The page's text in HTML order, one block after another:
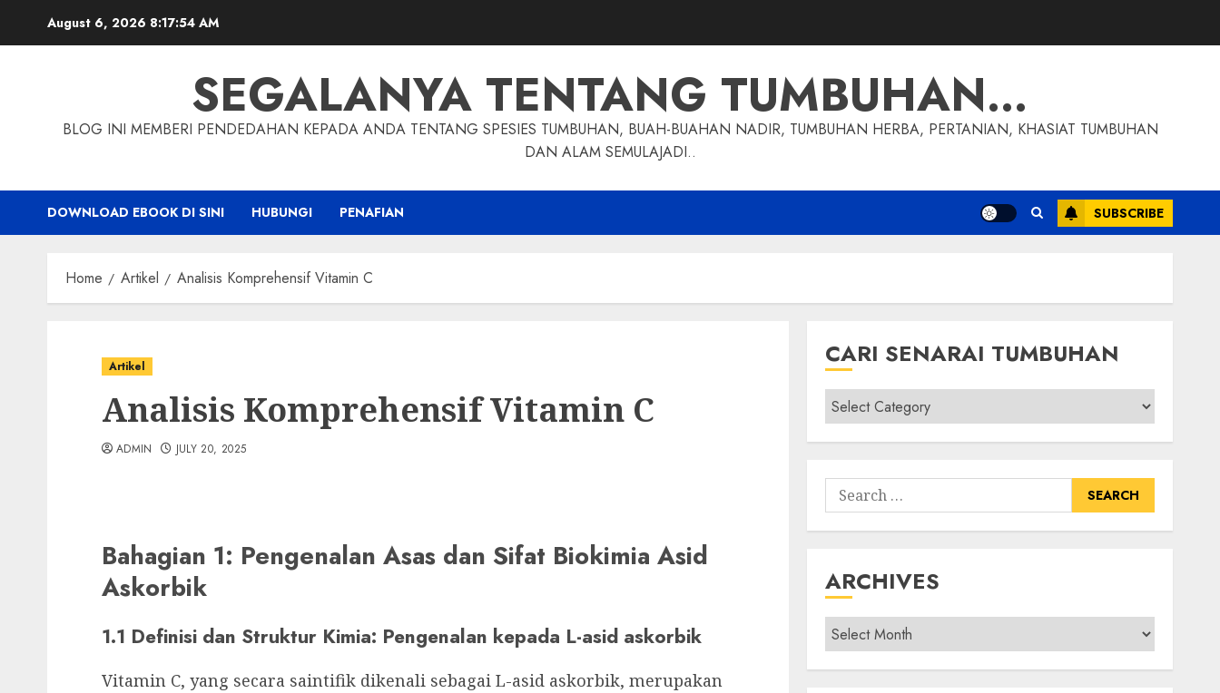
August 6, 2026 8:17:55 AM
SEGALANYA TENTANG TUMBUHAN…
BLOG INI MEMBERI PENDEDAHAN KEPADA ANDA TENTANG SPESIES TUMBUHAN, BUAH-BUAHAN NADIR, TUMBUHAN HERBA, PERTANIAN, KHASIAT TUMBUHAN
DAN ALAM SEMULAJADI..
DOWNLOAD EBOOK DI SINI HUBUNGI PENAFIAN SUBSCRIBE
Home Artikel Analisis Komprehensif Vitamin C
Artikel
Analisis Komprehensif Vitamin C
ADMIN JULY 20, 2025
Bahagian 1: Pengenalan Asas dan Sifat Biokimia Asid
Askorbik
1.1 Definisi dan Struktur Kimia: Pengenalan kepada L-asid askorbik
Vitamin C, yang secara saintifik dikenali sebagai L-asid askorbik, merupakan
CARI SENARAI TUMBUHAN
Cari
Senarai
Tumbuhan
Search
for:
ARCHIVES
Archives